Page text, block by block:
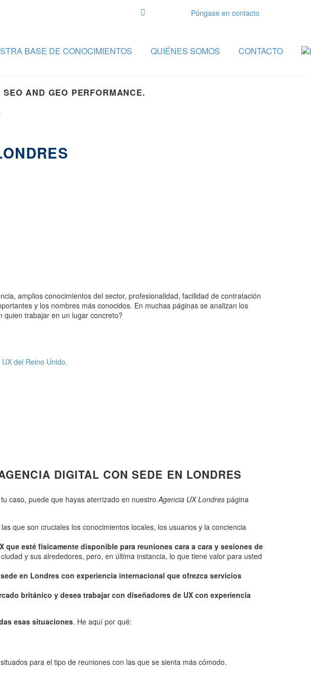
Póngase en contacto
BASE DE CONOCIMIENTOS QUIÉNES SOMOS CONTACTO
AND GEO PERFORMANCE.
amplios conocimientos del sector, profesionalidad, facilidad de contratación
y los nombres más conocidos. En muchas páginas se analizan los
quien trabajar en un lugar concreto?
del Reino Unido.
DIGITAL CON SEDE EN LONDRES
caso, puede que hayas aterrizado en nuestroAgencia UX Londres página
que son cruciales los conocimientos locales, los usuarios y la conciencia
esté físicamente disponible para reuniones cara a cara y sesiones de
y sus alrededores, pero, en última instancia, lo que tiene valor para usted
en Londres con experiencia internacional que ofrezca servicios
británico y desea trabajar con diseñadores de UX con experiencia
esas situaciones. He aquí por qué:
para el tipo de reuniones con las que se sienta más cómodo.